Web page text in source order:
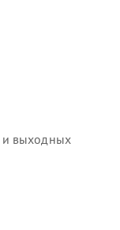
выходных